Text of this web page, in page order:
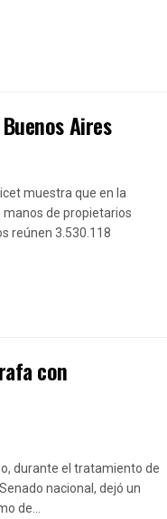
Aires
muestra que en la
manos de propietarios
reúnen 3.530.118
con
durante el tratamiento de
nacional, dejó un
de...